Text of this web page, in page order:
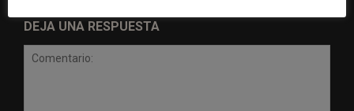
DEJA UNA RESPUESTA